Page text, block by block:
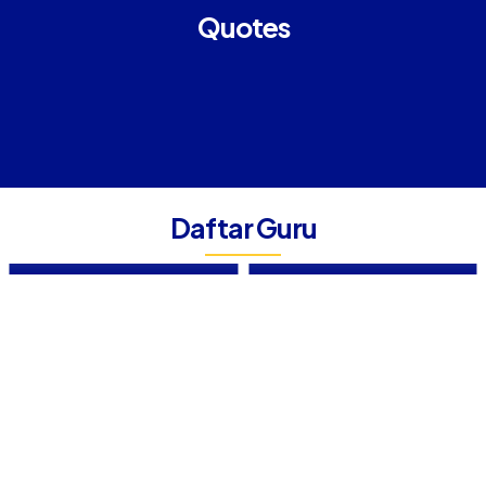
Quotes
Daftar GuruSUTJI RAHAYU, S.Pd